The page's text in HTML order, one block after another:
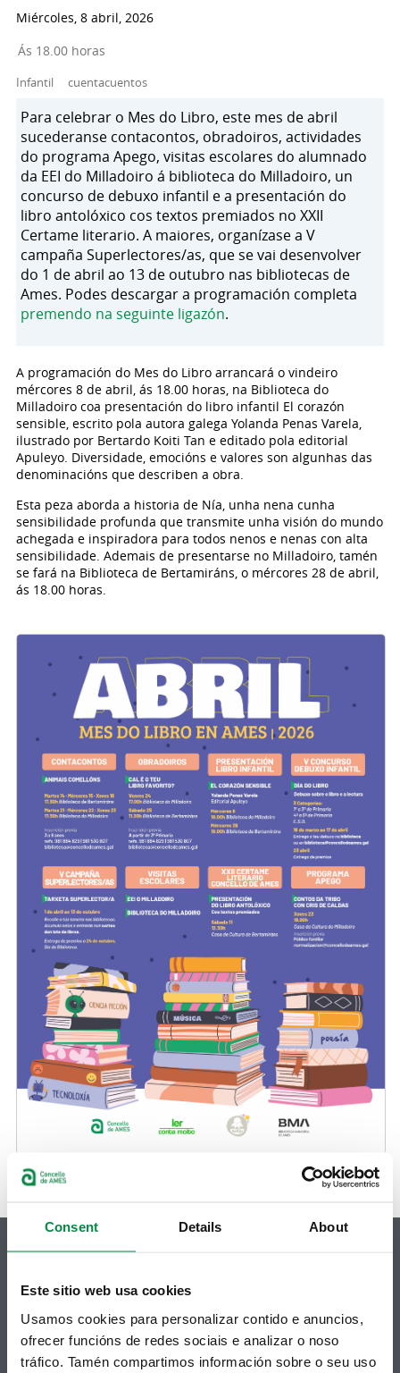
Consent Details About
Este sitio web usa cookies
Usamos cookies para personalizar contido e anuncios,
ofrecer funcións de redes sociais e analizar o noso
tráfico. Tamén compartimos información sobre o seu uso
Miércoles, 8 abril, 2026
Ás 18.00 horas
Infantil cuentacuentos
Para celebrar o Mes do Libro, este mes de abril
sucederanse contacontos, obradoiros, actividades
do programa Apego, visitas escolares do alumnado
da EEI do Milladoiro á biblioteca do Milladoiro, un
concurso de debuxo infantil e a presentación do
libro antolóxico cos textos premiados no XXII
Certame literario. A maiores, organízase a V
campaña Superlectores/as, que se vai desenvolver
do 1 de abril ao 13 de outubro nas bibliotecas de
Ames. Podes descargar a programación completa
premendo na seguinte ligazón.
A programación do Mes do Libro arrancará o vindeiro
mércores 8 de abril, ás 18.00 horas, na Biblioteca do
Milladoiro coa presentación do libro infantil El corazón
sensible, escrito pola autora galega Yolanda Penas Varela,
ilustrado por Bertardo Koiti Tan e editado pola editorial
Apuleyo. Diversidade, emocións e valores son algunhas das
denominacións que describen a obra.
Esta peza aborda a historia de Nía, unha nena cunha
sensibilidade profunda que transmite unha visión do mundo
achegada e inspiradora para todos nenos e nenas con alta
sensibilidade. Ademais de presentarse no Milladoiro, tamén
se fará na Biblioteca de Bertamiráns, o mércores 28 de abril,
ás 18.00 horas.
© Concello de Ames
Praza do Concello, 2 |15220